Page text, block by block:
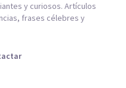
y curiosos. Artículos
frases célebres y